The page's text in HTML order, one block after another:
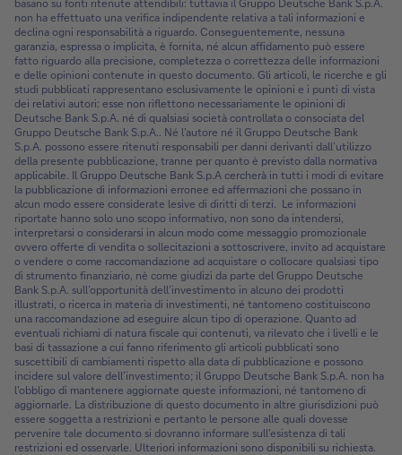
basano su fonti ritenute attendibili: tuttavia il Gruppo Deutsche Bank S.p.A.
non ha effettuato una verifica indipendente relativa a tali informazioni e
declina ogni responsabilità a riguardo. Conseguentemente, nessuna
garanzia, espressa o implicita, è fornita, né alcun affidamento può essere
fatto riguardo alla precisione, completezza o correttezza delle informazioni
e delle opinioni contenute in questo documento. Gli articoli, le ricerche e gli
studi pubblicati rappresentano esclusivamente le opinioni e i punti di vista
dei relativi autori: esse non riflettono necessariamente le opinioni di
Deutsche Bank S.p.A. né di qualsiasi società controllata o consociata del
Gruppo Deutsche Bank S.p.A.. Né l’autore né il Gruppo Deutsche Bank
S.p.A. possono essere ritenuti responsabili per danni derivanti dall’utilizzo
della presente pubblicazione, tranne per quanto è previsto dalla normativa
applicabile. Il Gruppo Deutsche Bank S.p.A cercherà in tutti i modi di evitare
la pubblicazione di informazioni erronee ed affermazioni che possano in
alcun modo essere considerate lesive di diritti di terzi. Le informazioni
riportate hanno solo uno scopo informativo, non sono da intendersi,
interpretarsi o considerarsi in alcun modo come messaggio promozionale
ovvero offerte di vendita o sollecitazioni a sottoscrivere, invito ad acquistare
o vendere o come raccomandazione ad acquistare o collocare qualsiasi tipo
di strumento finanziario, nè come giudizi da parte del Gruppo Deutsche
Bank S.p.A. sull’opportunità dell’investimento in alcuno dei prodotti
illustrati, o ricerca in materia di investimenti, né tantomeno costituiscono
una raccomandazione ad eseguire alcun tipo di operazione. Quanto ad
eventuali richiami di natura fiscale qui contenuti, va rilevato che i livelli e le
basi di tassazione a cui fanno riferimento gli articoli pubblicati sono
suscettibili di cambiamenti rispetto alla data di pubblicazione e possono
incidere sul valore dell’investimento; il Gruppo Deutsche Bank S.p.A. non ha
l'obbligo di mantenere aggiornate queste informazioni, né tantomeno di
aggiornarle. La distribuzione di questo documento in altre giurisdizioni può
essere soggetta a restrizioni e pertanto le persone alle quali dovesse
pervenire tale documento si dovranno informare sull’esistenza di tali
restrizioni ed osservarle. Ulteriori informazioni sono disponibili su richiesta.